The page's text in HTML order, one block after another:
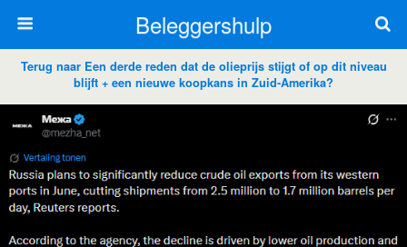
Beleggershulp
Terug naar Een derde reden dat de olieprijs stijgt of op dit niveau
blijft + een nieuwe koopkans in Zuid-Amerika?